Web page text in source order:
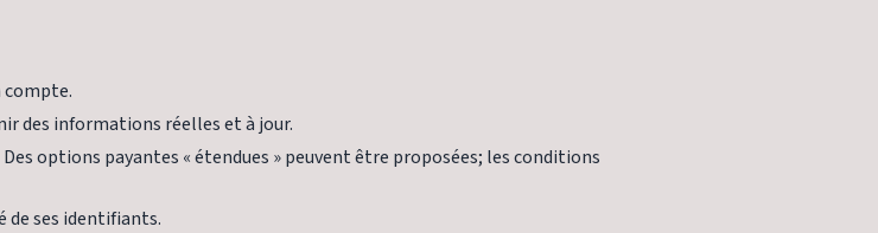
des informations réelles et à jour.
options payantes « étendues » peuvent être proposées; les conditions
de ses identifiants.